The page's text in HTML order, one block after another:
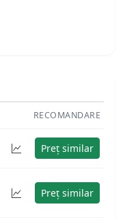
RECOMANDARE
Preț similar
Preț similar